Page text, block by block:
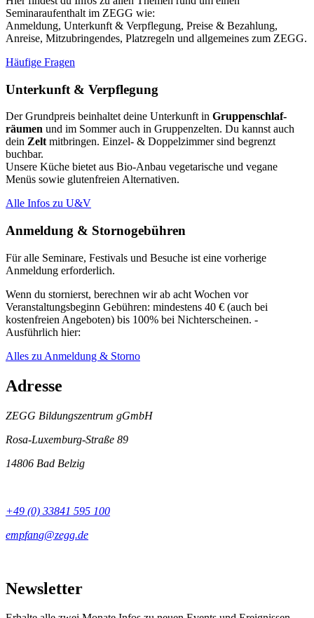
Seminaraufenthalt im ZEGG wie:
Anmeldung, Unterkunft & Verpflegung, Preise & Bezahlung,
Anreise, Mitzubringendes, Platzregeln und allgemeines zum ZEGG.
Häufige Fragen
Unterkunft & Verpflegung
Der Grundpreis beinhaltet deine Unterkunft in Grup­pen­schlaf­
räumen und im Sommer auch in Gruppenzelten. Du kannst auch
dein Zeltmitbringen. Einzel- & Doppelzimmer sind begrenzt
buchbar.
Unsere Küche bietet aus Bio-Anbau vegetarische und vegane
Menüs sowie glutenfreien Alternativen.
Alle Infos zu U&V
Anmeldung & Stornogebühren
Für alle Seminare, Festivals und Besuche ist eine vorherige
Anmeldung erforderlich.
Wenn du stornierst, berechnen wir ab acht Wochen vor
Veranstaltungsbeginn Gebühren: mindestens 40 € (auch bei
kostenfreien Angeboten) bis 100% bei Nichterscheinen. -
Ausführlich hier:
Alles zu Anmeldung & Storno
Adresse
ZEGG Bildungszentrum gGmbH
Rosa-Luxemburg-Straße 89
14806 Bad Belzig
+49 (0) 33841 595 100
Newsletter